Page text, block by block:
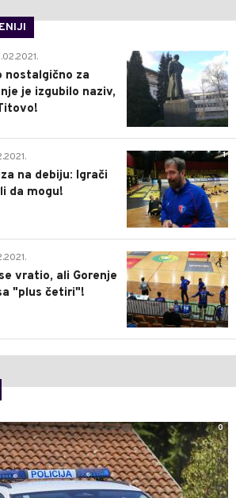
4
nostalgično za
je izgubilo naziv,
1
na debiju: Igrači
da mogu!
3
vratio, ali Gorenje
"plus četiri"!
0